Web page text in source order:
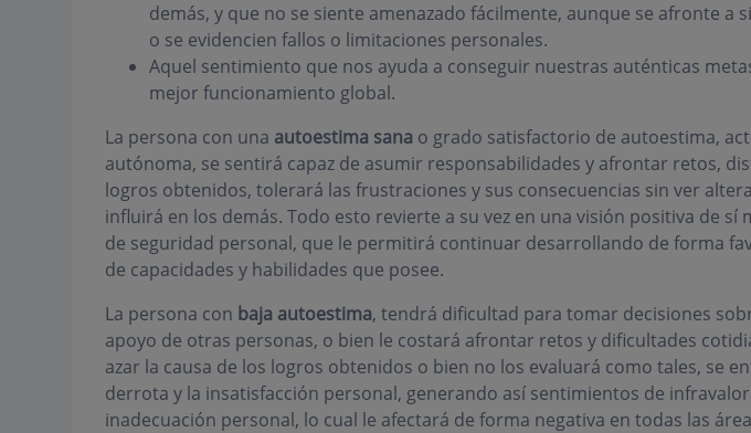
demás, y que no se siente amenazado fácilmente, aunque se afronte a
o se evidencien fallos o limitaciones personales.
Aquel sentimiento que nos ayuda a conseguir nuestras auténticas
mejor funcionamiento global.
La persona con una autoestima sana o grado satisfactorio de autoestima,
autónoma, se sentirá capaz de asumir responsabilidades y afrontar retos,
logros obtenidos, tolerará las frustraciones y sus consecuencias sin ver
influirá en los demás. Todo esto revierte a su vez en una visión positiva de sí
de seguridad personal, que le permitirá continuar desarrollando de forma
de capacidades y habilidades que posee.
La persona con baja autoestima, tendrá dificultad para tomar decisiones
apoyo de otras personas, o bien le costará afrontar retos y dificultades
azar la causa de los logros obtenidos o bien no los evaluará como tales, se
derrota y la insatisfacción personal, generando así sentimientos de
inadecuación personal, lo cual le afectará de forma negativa en todas las